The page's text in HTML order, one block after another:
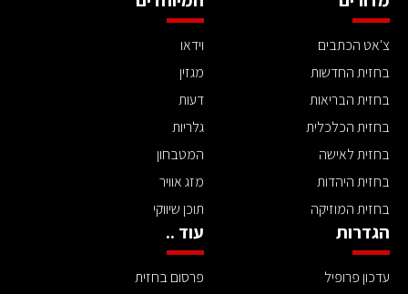
צ'אט הכתבים
בחזית החדשות
בחזית הבריאות
בחזית הכלכלית
בחזית לאישה
בחזית היהדות
בחזית המוזיקה
וידאו
מגזין
דעות
גלריות
המטבחון
מזג אוויר
תוכן שיווקי
הגדרות
עדכון פרופיל
עוד ..
פרסום בחזית